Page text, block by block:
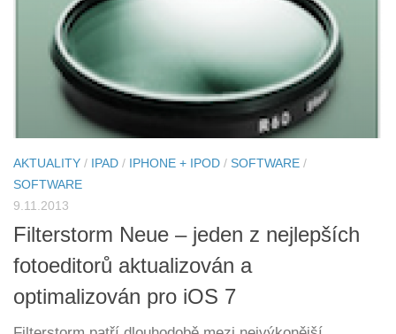
AKTUALITY / IPAD / IPHONE + IPOD / SOFTWARE /
SOFTWARE
9.11.2013
Filterstorm Neue – jeden z nejlepších
fotoeditorů aktualizován a
optimalizován pro iOS 7